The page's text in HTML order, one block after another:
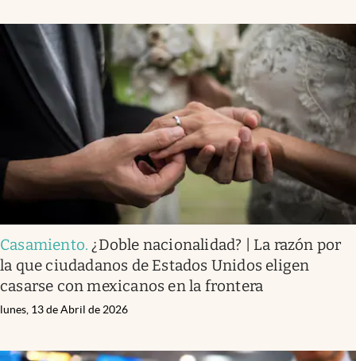
Casamiento. ¿Doble nacionalidad? | La razón por
la que ciudadanos de Estados Unidos eligen
casarse con mexicanos en la frontera
lunes, 13 de Abril de 2026